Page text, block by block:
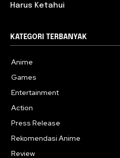
Harus Ketahui
KATEGORI TERBANYAK
Anime
Games
Entertainment
Action
Press Release
Rekomendasi Anime
Review